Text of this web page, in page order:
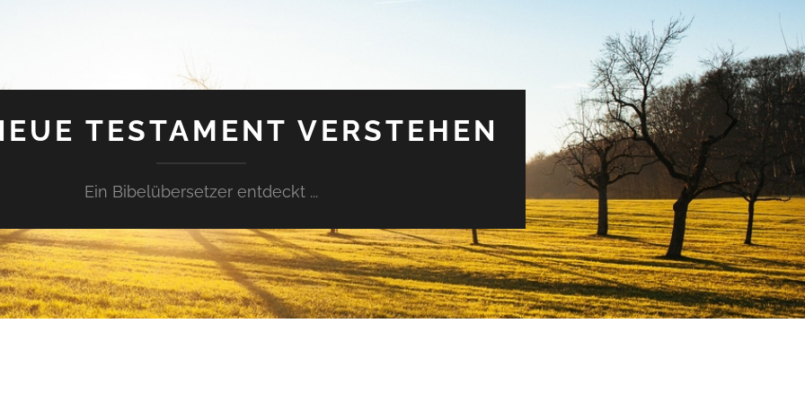
TESTAMENT VERSTEHEN
Ein Bibelübersetzer entdeckt ...